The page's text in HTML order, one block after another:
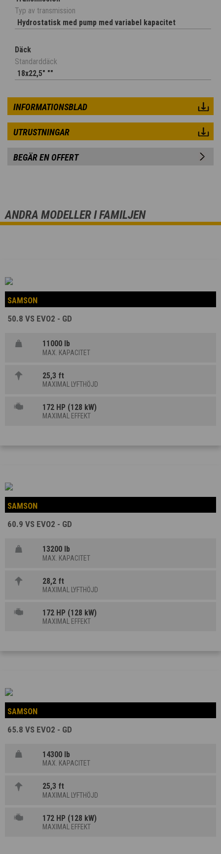
Typ av transmission
Hydrostatisk med pump med variabel kapacitet
Däck
Standarddäck
18x22,5" ""
INFORMATIONSBLAD
UTRUSTNINGAR
BEGÄR EN OFFERT
ANDRA MODELLER I FAMILJEN
SAMSON
50.8 VS EVO2 - GD
11000 lb
MAX. KAPACITET
25,3 ft
MAXIMAL LYFTHÖJD
172 HP (128 kW)
MAXIMAL EFFEKT
SAMSON
60.9 VS EVO2 - GD
13200 lb
MAX. KAPACITET
28,2 ft
MAXIMAL LYFTHÖJD
172 HP (128 kW)
MAXIMAL EFFEKT
SAMSON
65.8 VS EVO2 - GD
14300 lb
MAX. KAPACITET
25,3 ft
MAXIMAL LYFTHÖJD
172 HP (128 kW)
MAXIMAL EFFEKT